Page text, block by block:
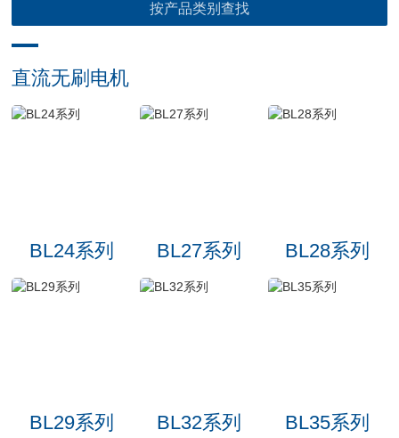
按产品类别查找
直流无刷电机
BL24系列 BL27系列 BL28系列
BL29系列 BL32系列 BL35系列